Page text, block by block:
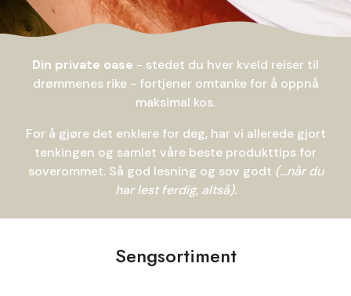
Din private oase - stedet du hver kveld reiser til
drømmenes rike - fortjener omtanke for å oppnå
maksimal kos.
For å gjøre det enklere for deg, har vi allerede gjort
tenkingen og samlet våre beste produkttips for
soverommet. Så god lesning og sov godt (...når du
har lest ferdig, altså).
Sengsortiment